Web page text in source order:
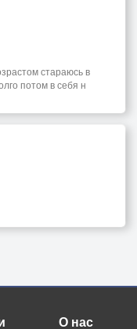
стараюсь в
потом в себя н
О нас